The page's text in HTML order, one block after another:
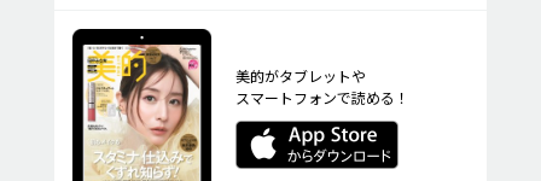
美的がタブレットや
スマートフォンで読める！